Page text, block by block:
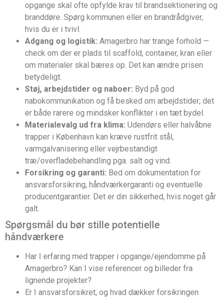
opgange skal ofte opfylde krav til brandsektionering og
branddøre. Spørg kommunen eller en brandrådgiver,
hvis du er i tvivl.
Adgang og logistik: Amagerbro har trange forhold —
check om der er plads til scaffold, container, kran eller
om materialer skal bæres op. Det kan ændre prisen
betydeligt.
Støj, arbejdstider og naboer: Byd på god
nabokommunikation og få besked om arbejdstider; det
er både rarere og mindsker konflikter i en tæt bydel.
Materialevalg ud fra klima: Udendørs eller halvåbne
trapper i København kan kræve rustfrit stål,
varmgalvanisering eller vejrbestandigt
træ/overfladebehandling pga. salt og vind.
Forsikring og garanti: Bed om dokumentation for
ansvarsforsikring, håndværkergaranti og eventuelle
producentgarantier. Det er din sikkerhed, hvis noget går
galt.
Spørgsmål du bør stille potentielle
håndværkere
Har I erfaring med trapper i opgange/ejendomme på
Amagerbro? Kan I vise referencer og billeder fra
lignende projekter?
Er I ansvarsforsikret, og hvad dækker forsikringen